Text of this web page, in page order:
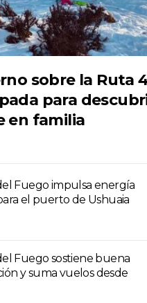
sobre la Ruta
para
en familia
Fuego impulsa energía
el puerto de Ushuaia
Fuego sostiene buena
y suma vuelos desde